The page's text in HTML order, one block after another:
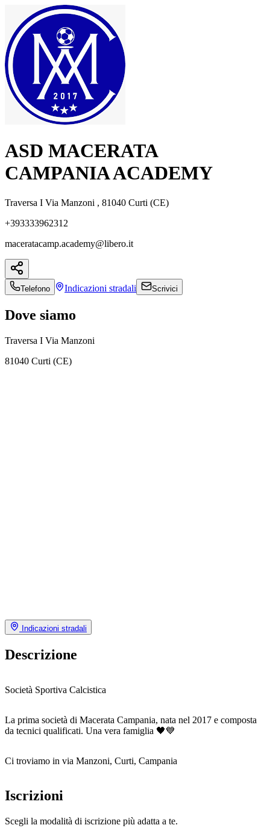
ASD MACERATA
CAMPANIA ACADEMY
Traversa I Via Manzoni , 81040 Curti (CE)
+393333962312
maceratacamp.academy@libero.it
Telefono Indicazioni stradali Scrivici
Dove siamo
Traversa I Via Manzoni
81040 Curti (CE)
Indicazioni stradali
Descrizione
Società Sportiva Calcistica
La prima società di Macerata Campania, nata nel 2017 e composta
da tecnici qualificati. Una vera famiglia 🖤💙
Ci troviamo in via Manzoni, Curti, Campania
Iscrizioni
Scegli la modalità di iscrizione più adatta a te.